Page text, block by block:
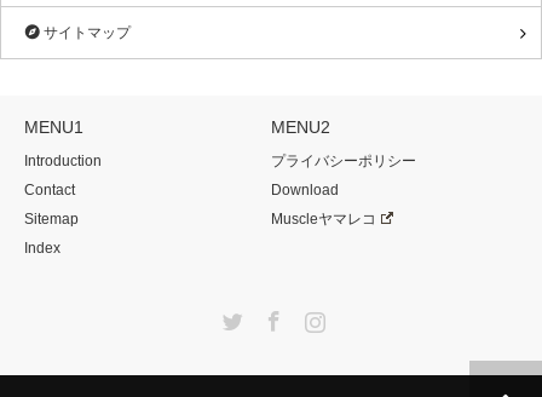
サイトマップ
MENU1
Introduction
Contact
Sitemap
Index
MENU2
プライバシーポリシー
Download
Muscleヤマレコ